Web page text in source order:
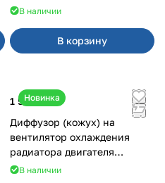
В наличии
В корзину
Новинка
1 500 ₽
Диффузор (кожух) на
вентилятор охлаждения
радиатора двигателя
Приора 2170 Panasonic
В наличии